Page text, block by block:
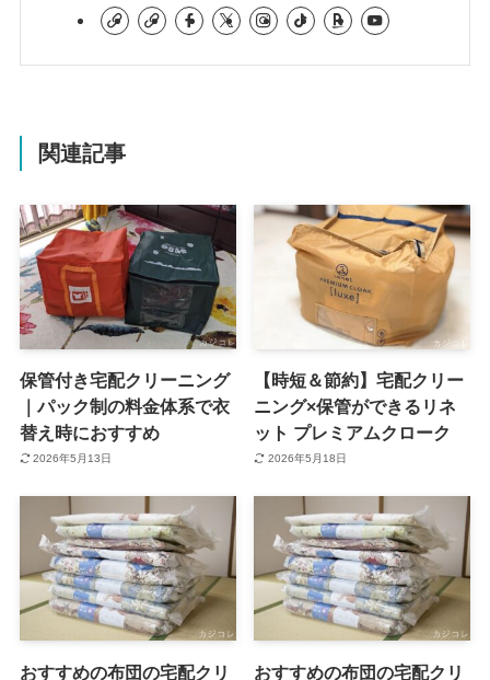
関連記事
保管付き宅配クリーニング
｜パック制の料金体系で衣
替え時におすすめ
2026年5月13日
【時短＆節約】宅配クリー
ニング×保管ができるリネ
ット プレミアムクローク
2026年5月18日
おすすめの布団の宅配クリ
おすすめの布団の宅配クリ